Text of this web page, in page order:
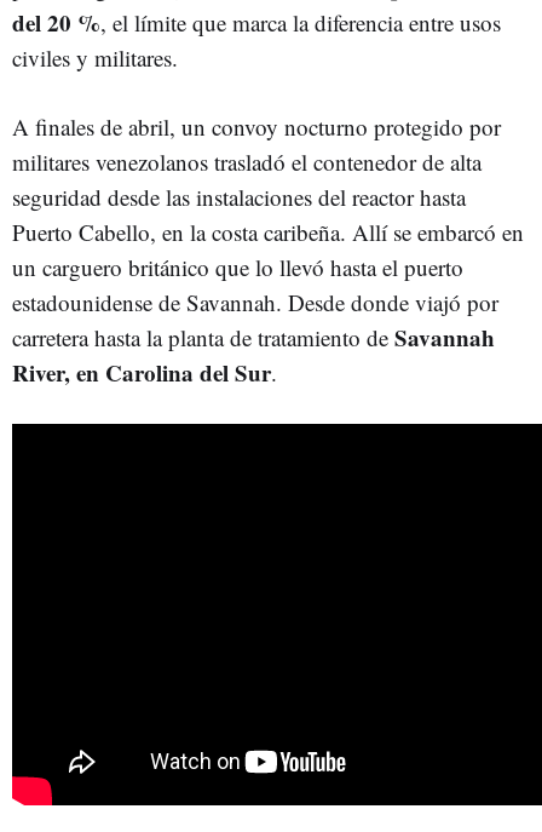
del 20 %, el límite que marca la diferencia entre usos
civiles y militares.
A finales de abril, un convoy nocturno protegido por
militares venezolanos trasladó el contenedor de alta
seguridad desde las instalaciones del reactor hasta
Puerto Cabello, en la costa caribeña. Allí se embarcó en
un carguero británico que lo llevó hasta el puerto
estadounidense de Savannah. Desde donde viajó por
carretera hasta la planta de tratamiento de Savannah
River, en Carolina del Sur.